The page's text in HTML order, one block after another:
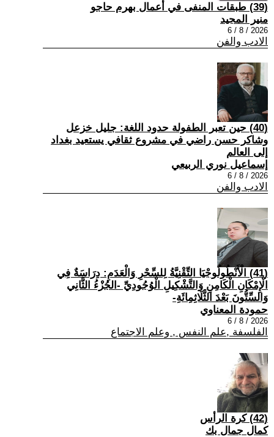
(39) طبقات المنفى في أعمال بهرم حاجو
منير المجيد
2026 / 8 / 6
الادب والفن
(40) حين تعبر الطفولة حدود اللغة: جليل خزعل
وشاكر حسن راضي في مشروع ثقافي يستعيد بغداد
إلى العالم
إسماعيل نوري الربيعي
2026 / 8 / 6
الادب والفن
(41) الْأَنْطُولُوجْيَا التِّقْنِيَّةُ لِلسِّحْرِ وَالْعَدَمِ: دِرَاسَةٌ فِي
الْإِمْكَانِ الْكَامِنِ وَالتَّشْكِيلِ الْوُجُودِيِّ -الجُزْءُ الثَّانِي
وَالسِّتُّونَ بَعْدَ الثَّلَاثِمِائَةِ-
حمودة المعناوي
2026 / 8 / 6
الفلسفة ,علم النفس , وعلم الاجتماع
(42) كرة الرأس
كمال جمال بك